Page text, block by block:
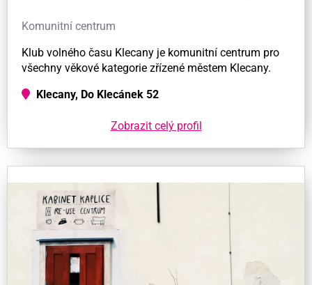
Komunitní centrum
Klub volného času Klecany je komunitní centrum pro
všechny věkové kategorie zřízené městem Klecany.
Klecany, Do Klecánek 52
Zobrazit celý profil